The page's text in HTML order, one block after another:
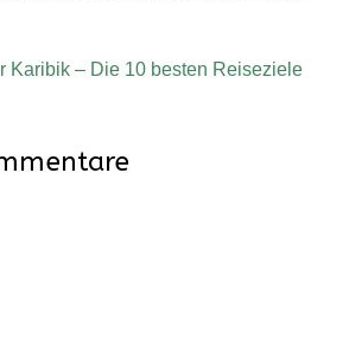
Karibik – Die 10 besten Reiseziele